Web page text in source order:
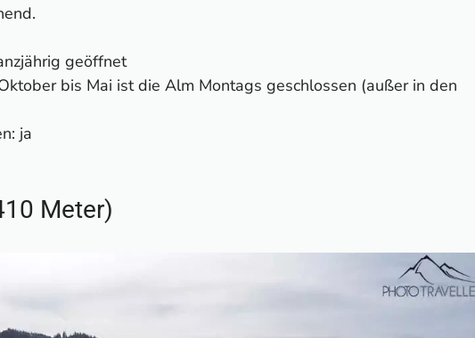
geöffnet
bis Mai ist die Alm Montags geschlossen (außer in den
ja
Meter)